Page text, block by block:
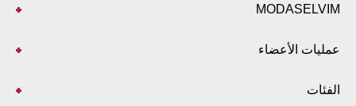
MODASELVIM
عمليات الأعضاء
الفئات